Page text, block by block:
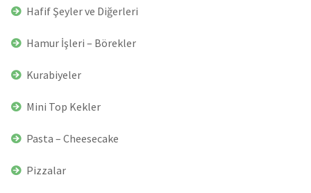
Hafif Şeyler ve Diğerleri
Hamur İşleri – Börekler
Kurabiyeler
Mini Top Kekler
Pasta – Cheesecake
Pizzalar